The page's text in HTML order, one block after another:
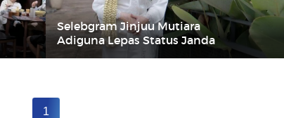
Selebgram Jinjuu Mutiara
Adiguna Lepas Status Janda
1